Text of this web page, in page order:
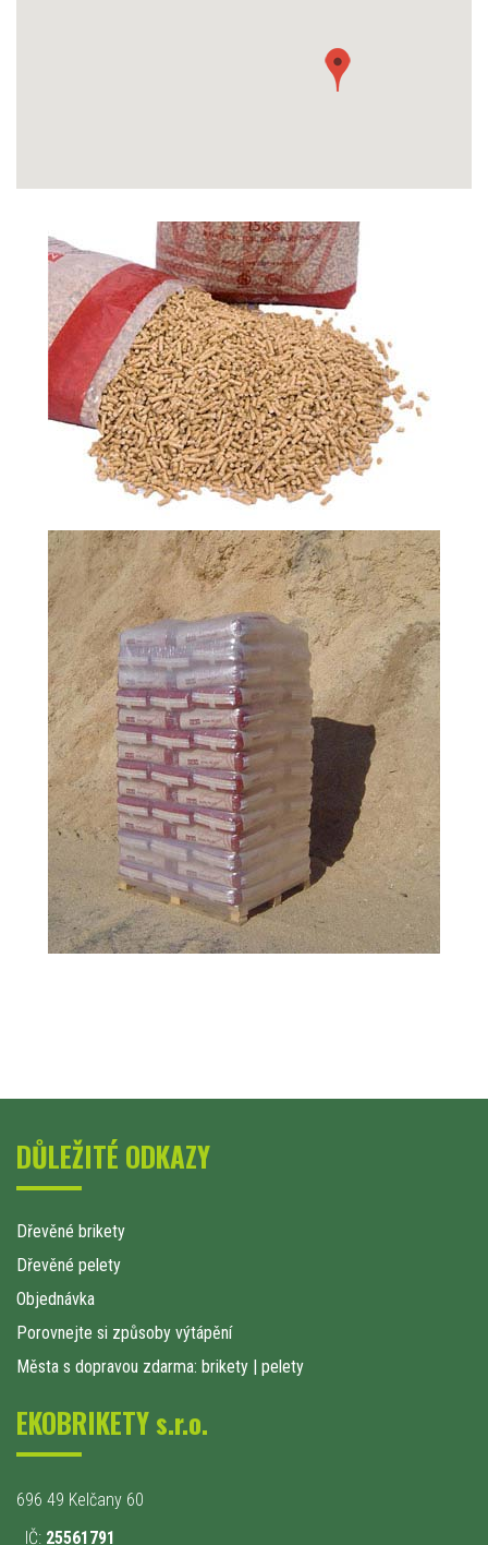
DŮLEŽITÉ ODKAZY
Dřevěné brikety
Dřevěné pelety
Objednávka
Porovnejte si způsoby výtápění
Města s dopravou zdarma: brikety | pelety
EKOBRIKETY s.r.o.
696 49 Kelčany 60
IČ: 25561791